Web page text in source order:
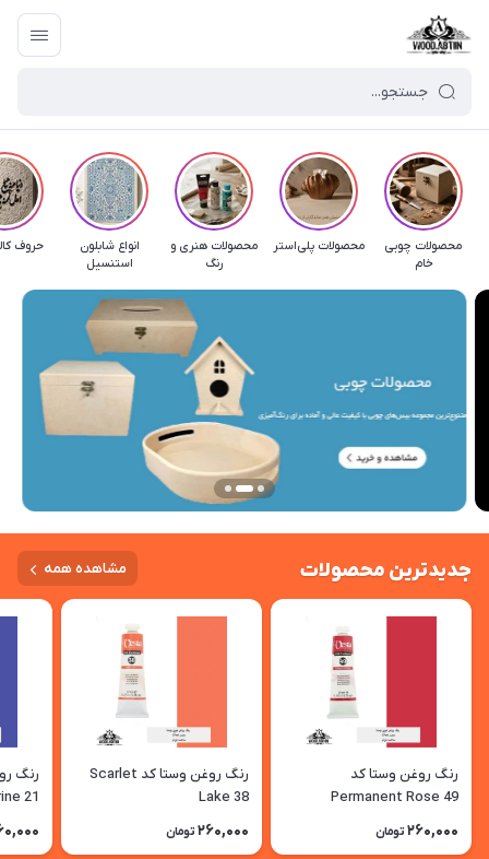
محصولات چوبی
خام
محصولات پلی‌استر
محصولات هنری و
رنگ
انواع شابلون
استنسیل
حروف
جدیدترین محصولات مشاهده همه
رنگ روغن وستا کد
Permanent Rose 49
260,000 تومان
رنگ روغن وستا کد Scarlet
Lake 38
260,000 تومان
21